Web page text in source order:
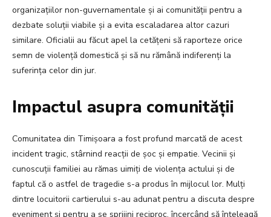
organizațiilor non-guvernamentale și ai comunității pentru a
dezbate soluții viabile și a evita escaladarea altor cazuri
similare. Oficialii au făcut apel la cetățeni să raporteze orice
semn de violență domestică și să nu rămână indiferenți la
suferința celor din jur.
Impactul asupra comunității
Comunitatea din Timișoara a fost profund marcată de acest
incident tragic, stârnind reacții de șoc și empatie. Vecinii și
cunoscuții familiei au rămas uimiți de violența actului și de
faptul că o astfel de tragedie s-a produs în mijlocul lor. Mulți
dintre locuitorii cartierului s-au adunat pentru a discuta despre
eveniment și pentru a se sprijini reciproc, încercând să înțeleagă